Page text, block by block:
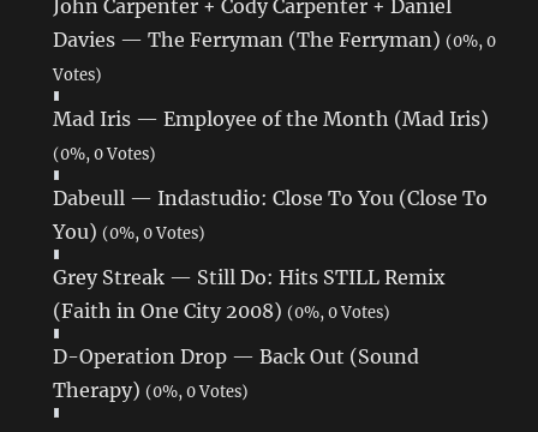
John Carpenter + Cody Carpenter + Daniel
Davies — The Ferryman (The Ferryman) (0%, 0
Votes)
Mad Iris — Employee of the Month (Mad Iris)
(0%, 0 Votes)
Dabeull — Indastudio: Close To You (Close To
You) (0%, 0 Votes)
Grey Streak — Still Do: Hits STILL Remix
(Faith in One City 2008) (0%, 0 Votes)
D-Operation Drop — Back Out (Sound
Therapy) (0%, 0 Votes)